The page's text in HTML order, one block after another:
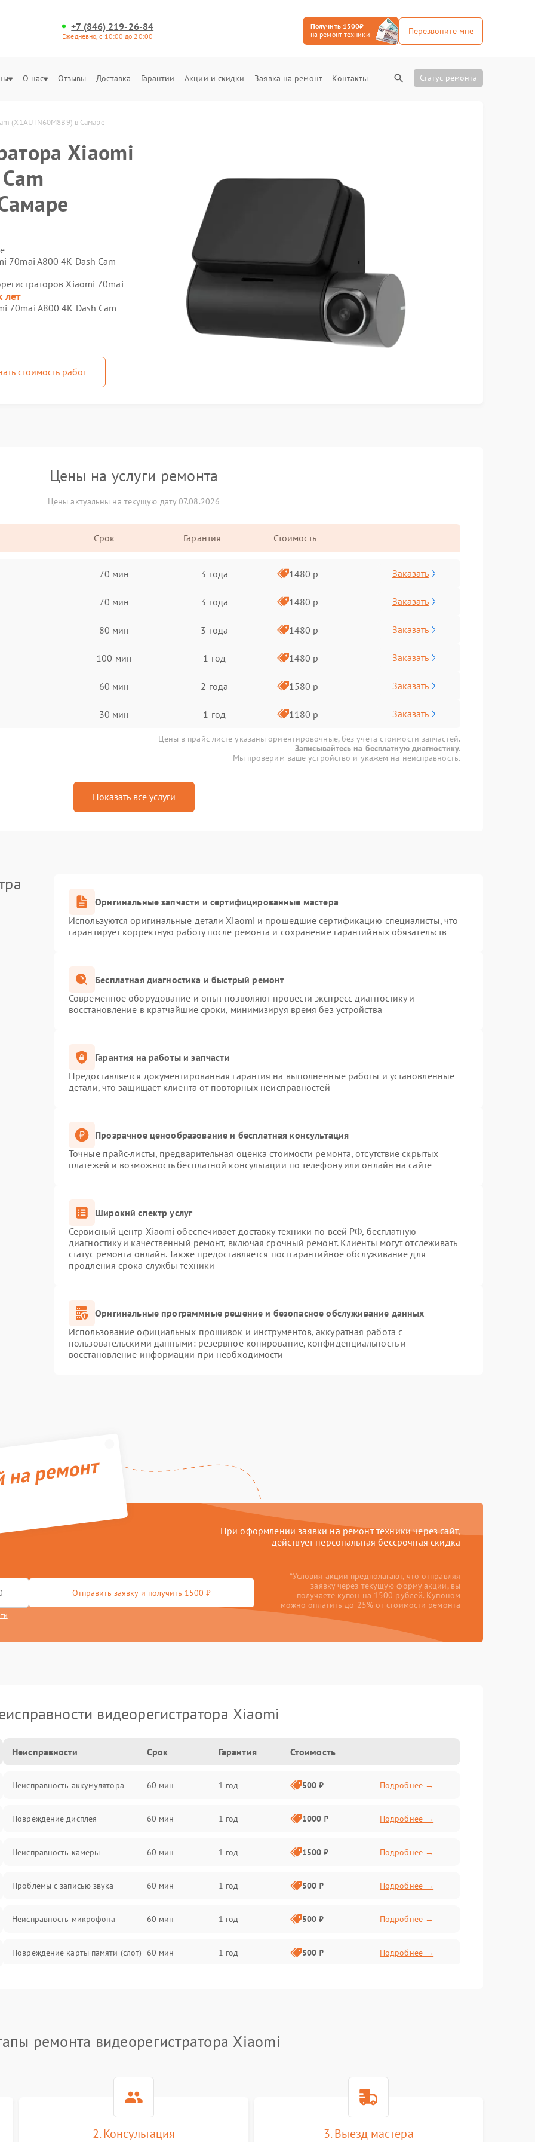
+7 (846) 219-26-84
Ежедневно, с 10:00 до 20:00
Получить 1500₽
на ремонт техники
Перезвоните мне
О нас Отзывы Доставка Гарантии Акции и скидки Заявка на ремонт Контакты Статус ремонта
(X1AUTN60M8B9) в Самаре
Xiaomi
70mai A800 4K Dash Cam
Xiaomi 70mai
лет
70mai A800 4K Dash Cam
стоимость работ
Цены на услуги ремонта
Цены актуальны на текущую дату 07.08.2026
Срок Гарантия Стоимость
70 мин 3 года 1480 р Заказать
70 мин 3 года 1480 р Заказать
80 мин 3 года 1480 р Заказать
100 мин 1 год 1480 р Заказать
60 мин 2 года 1580 р Заказать
30 мин 1 год 1180 р Заказать
Цены в прайс-листе указаны ориентировочные, без учета стоимости запчастей.
Записывайтесь на бесплатную диагностику.
Мы проверим ваше устройство и укажем на неисправность.
Показать все услуги
Оригинальные запчасти и сертифицированные мастера
Используются оригинальные детали Xiaomi и прошедшие сертификацию специалисты, что
гарантирует корректную работу после ремонта и сохранение гарантийных обязательств
Бесплатная диагностика и быстрый ремонт
Современное оборудование и опыт позволяют провести экспресс-диагностику и
восстановление в кратчайшие сроки, минимизируя время без устройства
Гарантия на работы и запчасти
Предоставляется документированная гарантия на выполненные работы и установленные
детали, что защищает клиента от повторных неисправностей
Прозрачное ценообразование и бесплатная консультация
Точные прайс-листы, предварительная оценка стоимости ремонта, отсутствие скрытых
платежей и возможность бесплатной консультации по телефону или онлайн на сайте
Широкий спектр услуг
Сервисный центр Xiaomi обеспечивает доставку техники по всей РФ, бесплатную
диагностику и качественный ремонт, включая срочный ремонт. Клиенты могут отслеживать
статус ремонта онлайн. Также предоставляется постгарантийное обслуживание для
продления срока службы техники
Оригинальные программные решение и безопасное обслуживание данных
Использование официальных прошивок и инструментов, аккуратная работа с
пользовательскими данными: резервное копирование, конфиденциальность и
восстановление информации при необходимости
ремонт
При оформлении заявки на ремонт техники через сайт,
действует персональная бессрочная скидка
Отправить заявку и получить 1500 ₽
*Условия акции предполагают, что отправляя
заявку через текущую форму акции, вы
получаете купон на 1500 рублей. Купоном
можно оплатить до 25% от стоимости ремонта
видеорегистратора Xiaomi
Неисправности Срок Гарантия Стоимость
Неисправность аккумулятора 60 мин 1 год 500 ₽ Подробнее →
Повреждение дисплея 60 мин 1 год 1000 ₽ Подробнее →
Неисправность камеры 60 мин 1 год 1500 ₽ Подробнее →
Проблемы с записью звука 60 мин 1 год 500 ₽ Подробнее →
Неисправность микрофона 60 мин 1 год 500 ₽ Подробнее →
Повреждение карты памяти (слот) 60 мин 1 год 500 ₽ Подробнее →
Неисправность процессора
Проблемы с зарядкой устройства 60 мин Подробнее →
ремонта видеорегистратора Xiaomi
2. Консультация 3. Выезд мастера